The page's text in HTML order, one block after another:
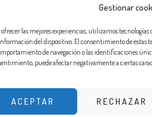
Gestionar
ofrecer las mejores experiencias, utilizamos
del dispositivo. El consentimiento de estas
de navegación o las identificaciones
puede afectar negativamente a ciertas
ACEPTAR RECHAZAR